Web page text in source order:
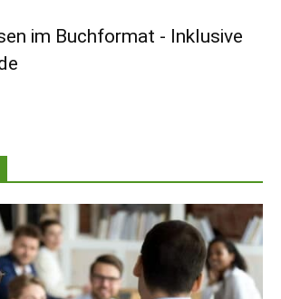
im Buchformat - Inklusive